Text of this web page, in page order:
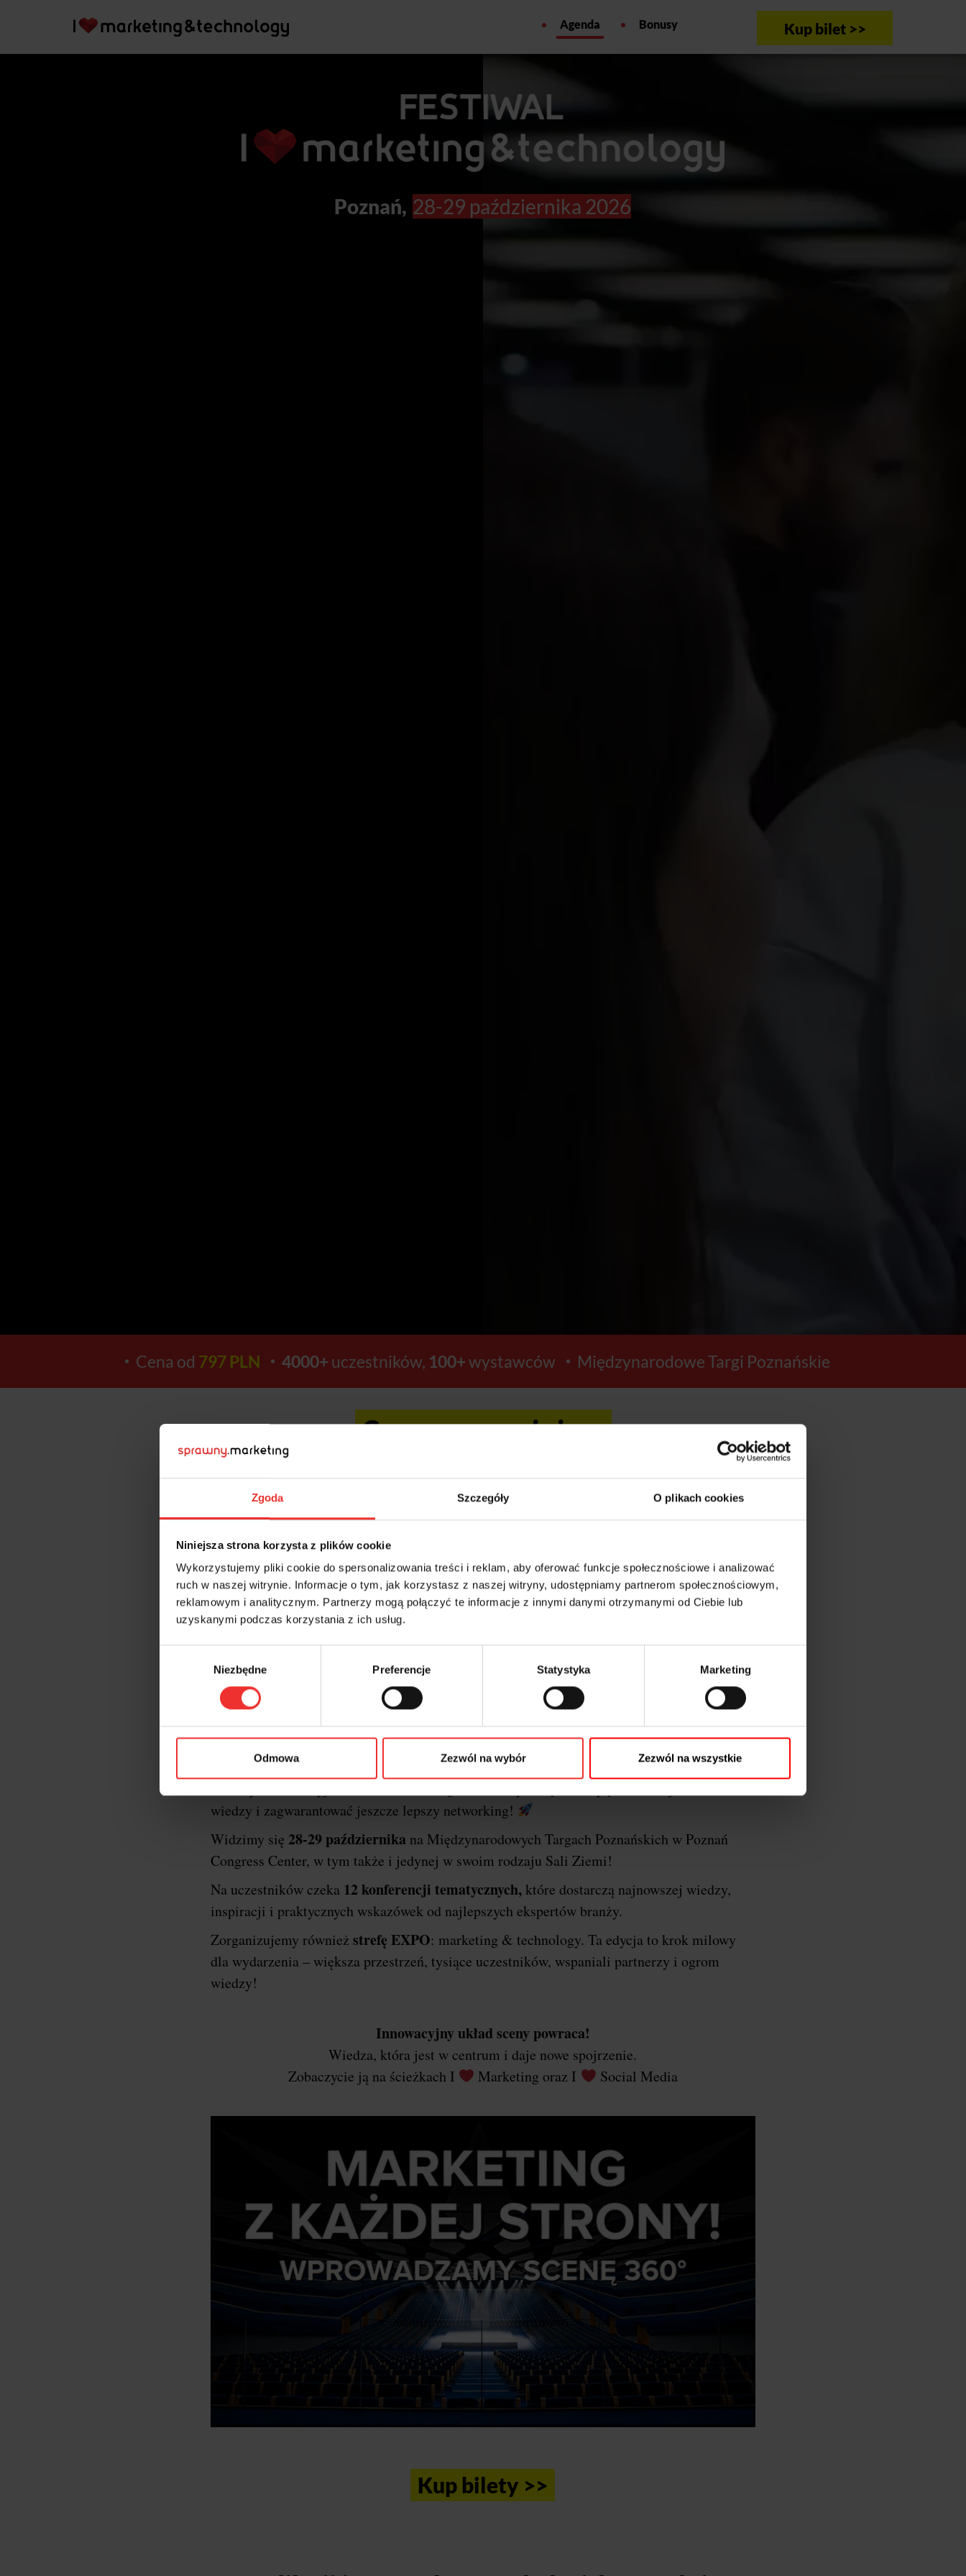
Zgoda Szczegóły O plikach cookies
Niniejsza strona korzysta z plików cookie
Wykorzystujemy pliki cookie do spersonalizowania treści i reklam, aby oferować funkcje społecznościowe i analizować
ruch w naszej witrynie. Informacje o tym, jak korzystasz z naszej witryny, udostępniamy partnerom społecznościowym,
reklamowym i analitycznym. Partnerzy mogą połączyć te informacje z innymi danymi otrzymanymi od Ciebie lub
uzyskanymi podczas korzystania z ich usług.
Niezbędne Preferencje Statystyka Marketing
Odmowa Zezwól na wybór Zezwól na wszystkie
Kup bilet >>
Agenda Bonusy
Poznań, 28-29 października 2026
Cena od 797 PLN 4000+ uczestników, 100+wystawców Międzynarodowe Targi Poznańskie
Ceny wzrosną już za:
13
DNI
8
GODZIN
54 40
Kup bilety >>
Krótko o festiwalu i dlaczego Poznań…
XXII edycja konferencjiI
Marketing & Technology powraca do stolicy Wielkopolski, a
oficjalnym gospodarzem wydarzenia będzie miastoPoznań
Ponownie razem łączymy
wiedzy i zagwarantować jeszcze lepszy networking!
Widzimy się 28-29 października na Międzynarodowych Targach Poznańskich w Poznań
Congress Center, w tym także i jedynej w swoim rodzaju Sali Ziemi!
Na uczestników czeka 12 konferencji tematycznych,które dostarczą najnowszej wiedzy,
inspiracji i praktycznych wskazówek od najlepszych ekspertów branży.
Zorganizujemy również strefę EXPO: marketing & technology. Ta edycja to krok milowy
dla wydarzenia – większa przestrzeń, tysiące uczestników, wspaniali partnerzy i ogrom
wiedzy!
Innowacyjny układ sceny powraca!
Wiedza, która jest w centrum i daje nowe spojrzenie.
Zobaczycie ją na ścieżkach I
Marketing oraz I Social Media
Kup bilety >>